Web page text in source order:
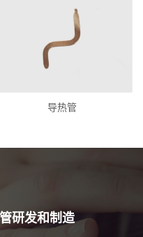
导热管
研发和制造